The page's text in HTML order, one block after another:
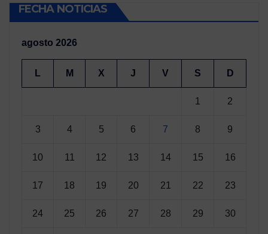
FECHA NOTICIAS
agosto 2026
L M X J V S D
1 2
3 4 5 6 7 8 9
10 11 12 13 14 15 16
17 18 19 20 21 22 23
24 25 26 27 28 29 30